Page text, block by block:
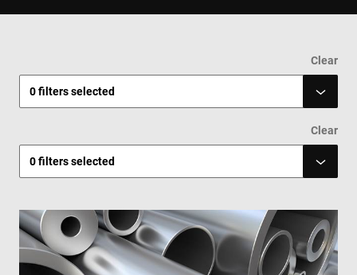
Clear
0filters selected
Clear
0filters selected